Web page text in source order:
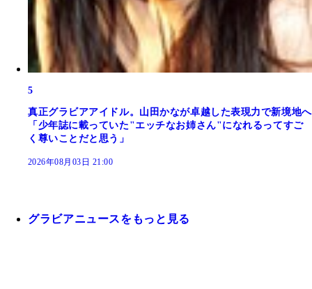
5
真正グラビアアイドル。山田かなが卓越した表現力で新境地へ
「少年誌に載っていた"エッチなお姉さん"になれるってすご
く尊いことだと思う」
2026年08月03日 21:00
グラビアニュースをもっと見る